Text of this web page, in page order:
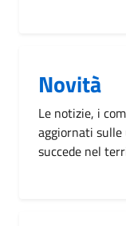
Novità
Le notizie, i
aggiornati
succede nel